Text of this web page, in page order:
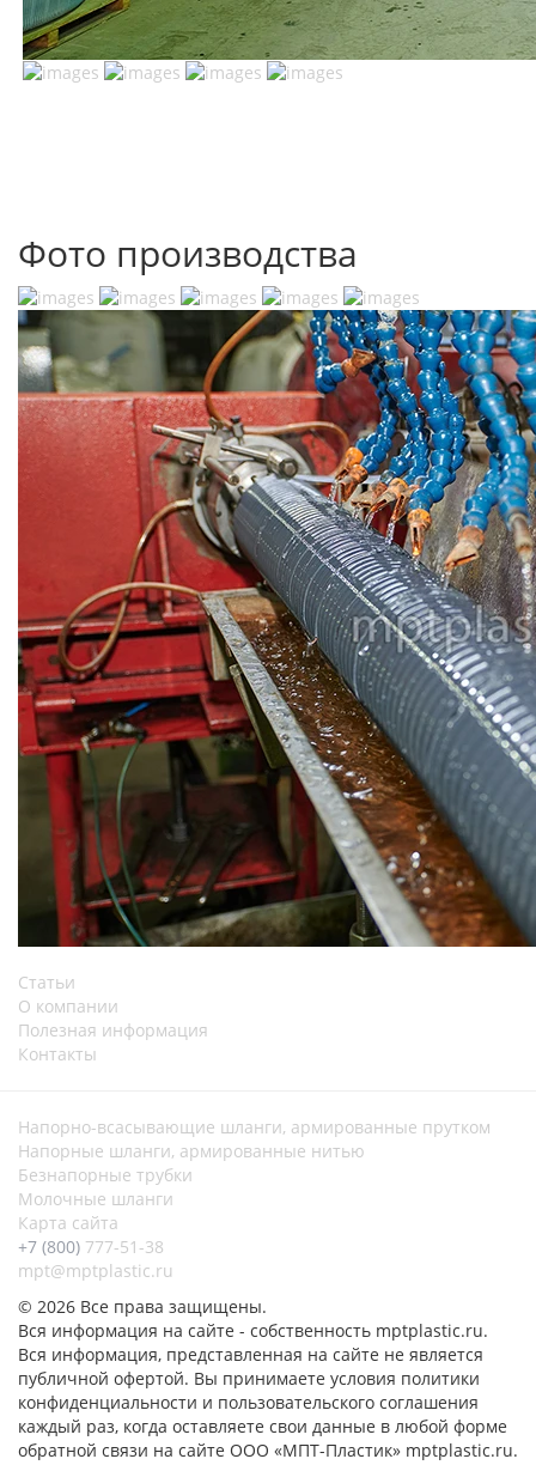
Фото производства
Статьи
О компании
Полезная информация
Контакты
Напорно-всасывающие шланги, армированные прутком
Напорные шланги, армированные нитью
Безнапорные трубки
Молочные шланги
Карта сайта
+7 (800) 777-51-38
mpt@mptplastic.ru
© 2026 Все права защищены.
Вся информация на сайте - собственность mptplastic.ru.
Вся информация, представленная на сайте не является
публичной офертой. Вы принимаете условия политики
конфиденциальности и пользовательского соглашения
каждый раз, когда оставляете свои данные в любой форме
обратной связи на сайте ООО «МПТ-Пластик» mptplastic.ru.